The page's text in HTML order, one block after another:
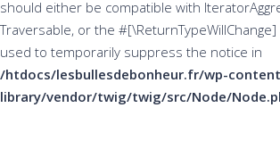
should either be compatible with
Traversable, or the
used to temporarily suppress the notice in
/htdocs/lesbullesdebonheur.fr/wp-
library/vendor/twig/twig/src/Node/